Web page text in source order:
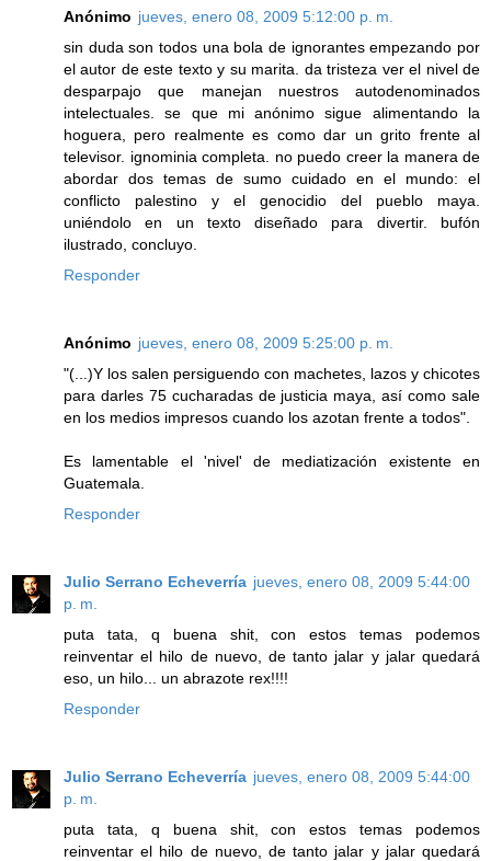
Anónimo jueves, enero 08, 2009 5:12:00 p. m.
sin duda son todos una bola de ignorantes empezando por
el autor de este texto y su marita. da tristeza ver el nivel de
desparpajo que manejan nuestros autodenominados
intelectuales. se que mi anónimo sigue alimentando la
hoguera, pero realmente es como dar un grito frente al
televisor. ignominia completa. no puedo creer la manera de
abordar dos temas de sumo cuidado en el mundo: el
conflicto palestino y el genocidio del pueblo maya.
uniéndolo en un texto diseñado para divertir. bufón
ilustrado, concluyo.
Responder
Anónimo jueves, enero 08, 2009 5:25:00 p. m.
"(...)Y los salen persiguendo con machetes, lazos y chicotes
para darles 75 cucharadas de justicia maya, así como sale
en los medios impresos cuando los azotan frente a todos".
Es lamentable el 'nivel' de mediatización existente en
Guatemala.
Responder
Julio Serrano Echeverría jueves, enero 08, 2009 5:44:00
p. m.
puta tata, q buena shit, con estos temas podemos
reinventar el hilo de nuevo, de tanto jalar y jalar quedará
eso, un hilo... un abrazote rex!!!!
Responder
Julio Serrano Echeverría jueves, enero 08, 2009 5:44:00
p. m.
puta tata, q buena shit, con estos temas podemos
reinventar el hilo de nuevo, de tanto jalar y jalar quedará